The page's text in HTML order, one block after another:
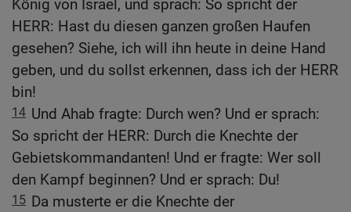
König von Israel, und sprach: So spricht der
HERR: Hast du diesen ganzen großen Haufen
gesehen? Siehe, ich will ihn heute in deine Hand
geben, und du sollst erkennen, dass ich der HERR
bin!
14 Und Ahab fragte: Durch wen? Und er sprach:
So spricht der HERR: Durch die Knechte der
Gebietskommandanten! Und er fragte: Wer soll
den Kampf beginnen? Und er sprach: Du!
15 Da musterte er die Knechte der